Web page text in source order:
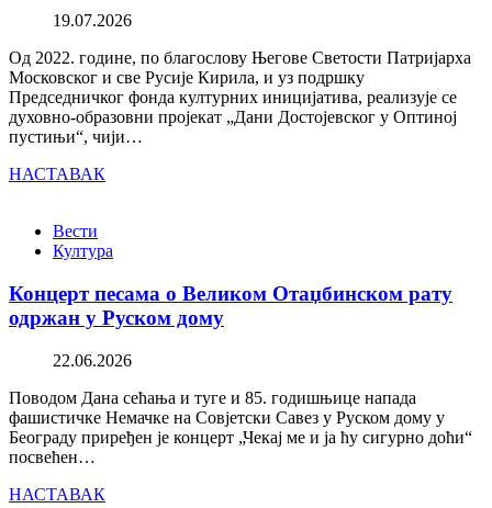
19.07.2026
Од 2022. године, по благослову Његове Светости Патријарха
Московског и све Русије Кирила, и уз подршку
Председничког фонда културних иницијатива, реализује се
духовно-образовни пројекат „Дани Достојевског у Оптиној
пустињи“, чији…
НАСТАВАК
Вести
Култура
Концерт песама о Великом Отаџбинском рату
одржан у Руском дому
22.06.2026
Поводом Дана сећања и туге и 85. годишњице напада
фашистичке Немачке на Совјетски Савез у Руском дому у
Београду приређен је концерт „Чекај ме и ја ћу сигурно доћи“
посвећен…
НАСТАВАК